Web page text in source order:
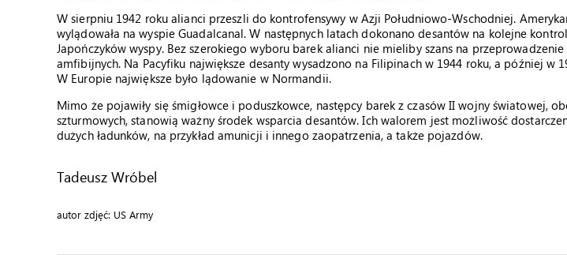
W sierpniu 1942 roku alianci przeszli do kontrofensywy w Azji Południowo-Wschodniej.
wylądowała na wyspie Guadalcanal. W następnych latach dokonano desantów na kolejne
Japończyków wyspy. Bez szerokiego wyboru barek alianci nie mieliby szans na
amfibijnych. Na Pacyfiku największe desanty wysadzono na Filipinach w 1944 roku, a później w
W Europie największe było lądowanie w Normandii.
Mimo że pojawiły się śmigłowce i poduszkowce, następcy barek z czasów II wojny światowej,
szturmowych, stanowią ważny środek wsparcia desantów. Ich walorem jest możliwość
dużych ładunków, na przykład amunicji i innego zaopatrzenia, a także pojazdów.
Tadeusz Wróbel
autor zdjęć: US Army